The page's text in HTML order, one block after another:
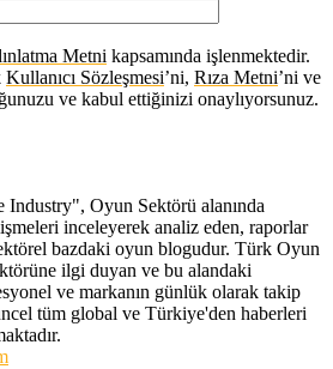
Metni kapsamında işlenmektedir.
Kullanıcı Sözleşmesi’ni, Rıza Metni’ni ve
ve kabul ettiğinizi onaylıyorsunuz.
Oyun Sektörü alanında
inceleyerek analiz eden, raporlar
bazdaki oyun blogudur. Türk Oyun
ilgi duyan ve bu alandaki
ve markanın günlük olarak takip
tüm global ve Türkiye'den haberleri